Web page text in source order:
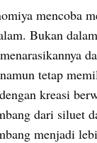
mencoba
tetap
kreasi
dari siluet
menjadi